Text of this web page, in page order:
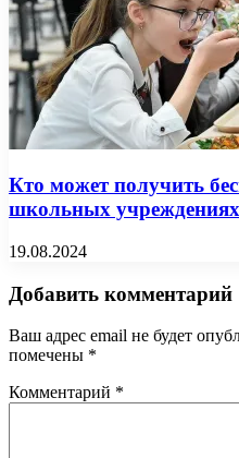
Кто может получить
школьных учреждениях
19.08.2024
Добавить комментарий
Ваш адрес email не будет
помечены *
Комментарий *